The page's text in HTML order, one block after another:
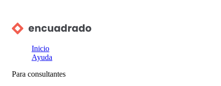
Inicio
Ayuda
Para consultantes